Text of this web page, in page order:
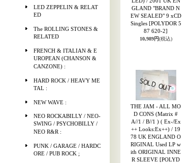
LED ZEPPELIN & RELAT
ED
The ROLLING STONES &
RELATED
FRENCH & ITALIAN & E
UROPEAN (CHANSON &
CANZONE) :
HARD ROCK / HEAVY ME
TAL :
NEW WAVE :
NEO ROCKABILLY / NEO-
SWING / PSYCHOBILLY /
NEO R&R :
PUNK / GARAGE / HARDC
ORE / PUB ROCK ;
GLAND "BRAND N
EW SEALED" 9 xCD
Singles [POLYDOR 5
87 620-2]
10,989円(税込)
THE JAM - ALL MO
D CONS (Matrix #
A//1 / B//1 ) ( Ex-/Ex
++ Looks:Ex++) / 19
78 UK ENGLAND O
RIGINAL Used LP w
ith ORIGINAL INNE
R SLEEVE [POLYD